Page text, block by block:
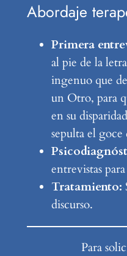
Abordaje
Primera
al pie de la
ingenuo que
un Otro, para
en su
sepulta el goce
entrevistas
Tratamiento:
discurso.
Para